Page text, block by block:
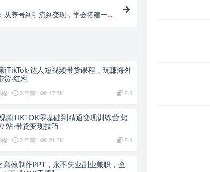
从养号到引流到变现，学会搭建一个
TikTok·达人短视频带货课程，玩赚海外
货·红利
程 3 年前 17.5K 9.8
频TIKTOK零基础到精通变现训练营 短
站·带货变现技巧
程 3 年前 21.3K 9.8
高效制作PPT，永不失业副业兼职，全